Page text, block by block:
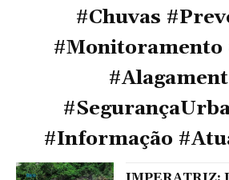
#Chuvas
#Monitoramento
#Informação